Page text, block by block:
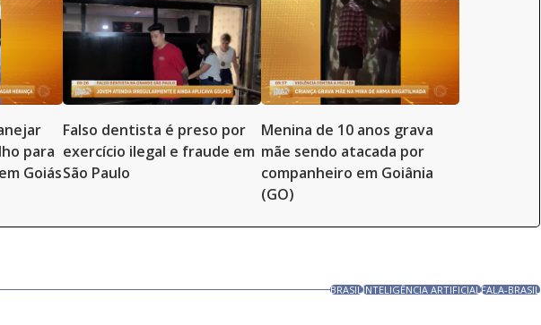
para
Goiás
Falso dentista é preso por
exercício ilegal e fraude em
São Paulo
Menina de 10 anos grava
mãe sendo atacada por
companheiro em Goiânia
(GO)
BRASILINTELIGÊNCIA ARTIFICIALFALA-BRASIL